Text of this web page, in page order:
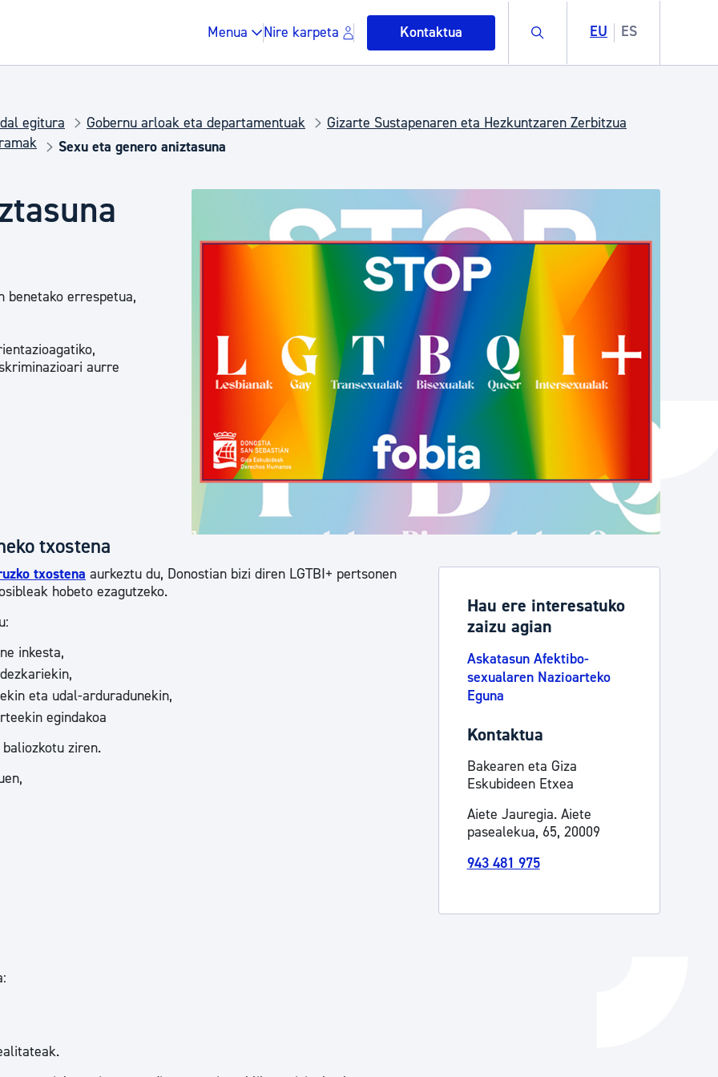
Menua Nire karpeta Kontaktua Buscar EU ES
Etxebizitza eta hirigintza
Gune publikoa, hondakinak eta ingurumena
Euskara
Garapen ekonomikoa eta enplegua
Berdintasuna, Giza Eskubideak eta bizikidetza
Izapideen katalogoa
Tramitaziorako laguntza
egitura Gobernu arloak eta departamentuak
Gizarte Sustapenaren eta Hezkuntzaren Zerbitzua
Sexu eta genero aniztasuna
benetako errespetua,
aurre
txostena
txostena aurkeztu du, Donostian bizi diren LGTBI+ pertsonen
hobeto ezagutzeko.
inkesta,
eta udal-arduradunekin,
egindakoa
ziren.
Hau ere interesatuko
zaizu agian
Askatasun Afektibo-
sexualaren Nazioarteko
Eguna
Kontaktua
Bakearen eta Giza
Eskubideen Etxea
Aiete Jauregia. Aiete
pasealekua, 65, 20009
943 481 975